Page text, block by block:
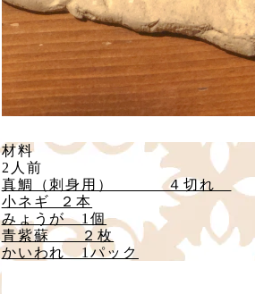
材料
2人前
真鯛（刺身用）　　　 ４切れ
小ネギ  ２本
みょうが　1個
青紫蘇　　２枚
かいわれ　1パック